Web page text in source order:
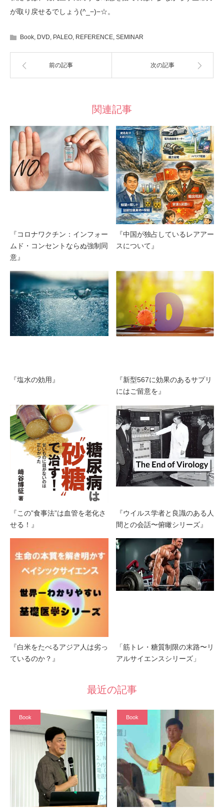
が取り戻せるでしょう(^_−)−☆。
Book DVD PALEO REFERENCE SEMINAR
前の記事 次の記事
関連記事
『コロナワクチン：インフォー
ムド・コンセントならぬ強制同
意』
『中国が独占しているレアアー
スについて』
『塩水の効用』
『新型567に効果のあるサプリ
にはご留意を』
『この”食事法”は血管を老化さ
せる！』
『ウイルス学者と良識のある人
間との会話〜俯瞰シリーズ』
『白米をたべるアジア人は劣っ
ているのか？』
「筋トレ・糖質制限の末路〜リ
アルサイエンスシリーズ」
最近の記事
Book Book